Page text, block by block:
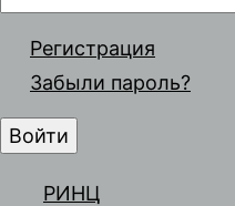
Регистрация
Забыли пароль?
РИНЦ